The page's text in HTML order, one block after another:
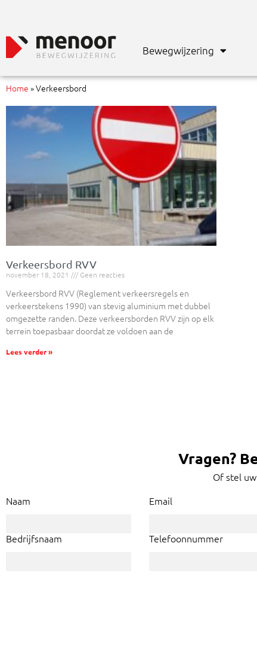
Bewegwijzering
Home »Verkeersbord
Verkeersbord RVV
november 18, 2021 Geen reacties
Verkeersbord RVV (Reglement verkeersregels en
verkeerstekens 1990) van stevig aluminium met dubbel
omgezette randen. Deze verkeersborden RVV zijn op elk
terrein toepasbaar doordat ze voldoen aan de
Lees verder »
Vragen?
Of stel
Naam
Bedrijfsnaam
Email
Telefoonnummer